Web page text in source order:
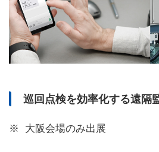
巡回点検を効率化する遠隔
大阪会場のみ出展